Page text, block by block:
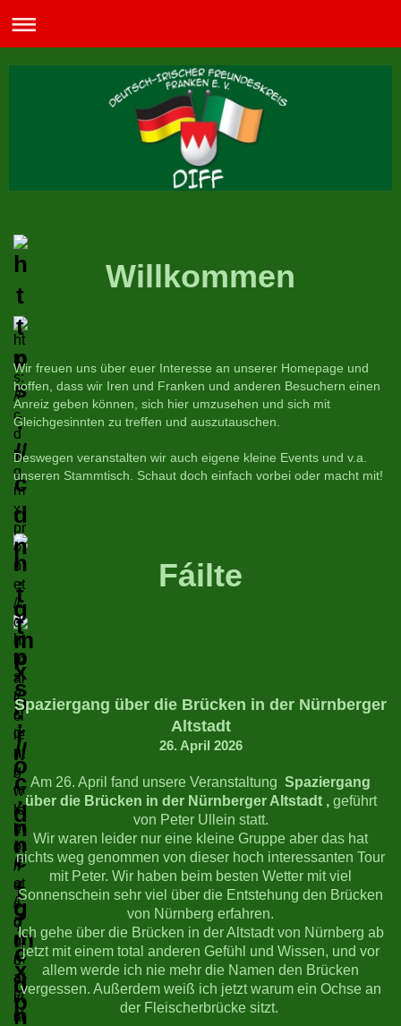
Willkommen
Wir freuen uns über euer Interesse an unserer Homepage und
hoffen, dass wir Iren und Franken und anderen Besuchern einen
Anreiz geben können, sich hier umzusehen und sich mit
Gleichgesinnten zu treffen und auszutauschen.
Deswegen veranstalten wir auch eigene kleine Events und v.a.
unseren Stammtisch. Schaut doch einfach vorbei oder macht mit!
Fáilte
Spaziergang über die Brücken in der Nürnberger
Altstadt
26. April 2026
Am 26. April fand unsere Veranstaltung Spaziergang
über die Brücken in der Nürnberger Altstadt ,geführt
von Peter Ullein statt.
Wir waren leider nur eine kleine Gruppe aber das hat
nichts weg genommen von dieser hoch interessanten Tour
mit Peter. Wir haben beim besten Wetter mit viel
Sonnenschein sehr viel über die Entstehung den Brücken
von Nürnberg erfahren.
Ich gehe über die Brücken in der Altstadt von Nürnberg ab
jetzt mit einem total anderen Gefühl und Wissen, und vor
allem werde ich nie mehr die Namen den Brücken
vergessen. Außerdem weiß ich jetzt warum ein Ochse an
der Fleischerbrücke sitzt.